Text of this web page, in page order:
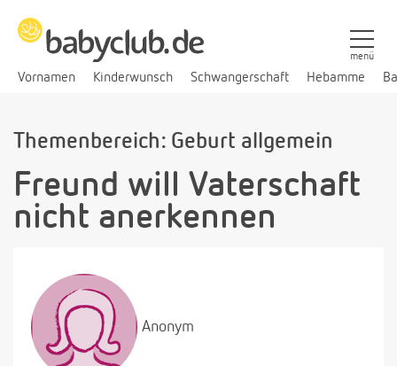
Vornamen Kinderwunsch Schwangerschaft Hebamme
menü
Themenbereich: Geburt allgemein
Freund will Vaterschaft
nicht anerkennen
Anonym